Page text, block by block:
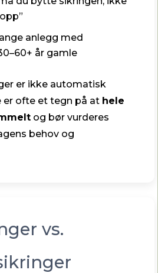
anlegg med
år gamle
er ikke automatisk
er ofte et tegn på at hele
og bør vurderes
behov og
vs.